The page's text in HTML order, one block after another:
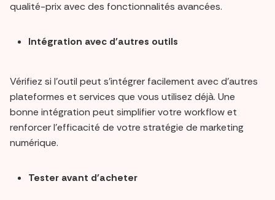
qualité-prix avec des fonctionnalités avancées.
Intégration avec d'autres outils
Vérifiez si l'outil peut s'intégrer facilement avec d'autres
plateformes et services que vous utilisez déjà. Une
bonne intégration peut simplifier votre workflow et
renforcer l'efficacité de votre stratégie de marketing
numérique.
Tester avant d'acheter